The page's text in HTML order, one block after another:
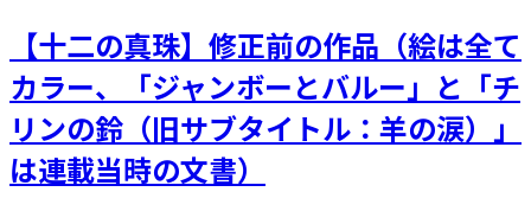
【十二の真珠】修正前の作品（絵は全て
カラー、「ジャンボーとバルー」と「チ
リンの鈴（旧サブタイトル：羊の涙）」
は連載当時の文書）